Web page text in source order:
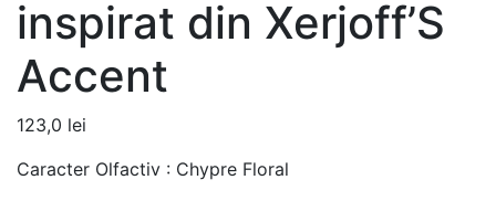
inspirat din Xerjoff’S
Accent
123,0 lei
Caracter Olfactiv : Chypre Floral